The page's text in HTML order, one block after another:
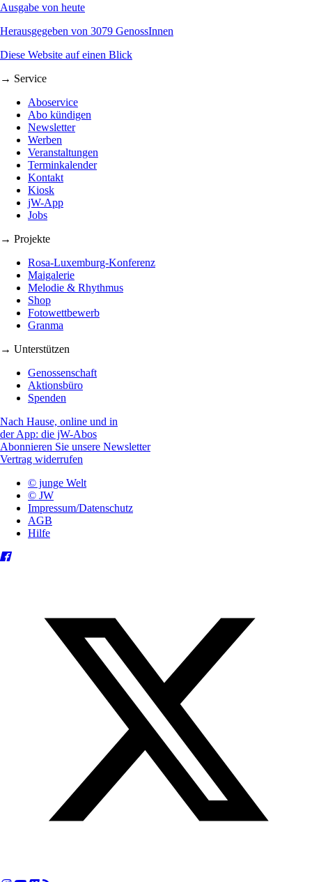
Ausgabe von heute
Herausgegeben von 3079 GenossInnen
Diese Website auf einen Blick
→ Service
Aboservice
Abo kündigen
Newsletter
Werben
Veranstaltungen
Terminkalender
Kontakt
Kiosk
jW-App
Jobs
→ Projekte
Rosa-Luxemburg-Konferenz
Maigalerie
Melodie & Rhythmus
Shop
Fotowettbewerb
Granma
→ Unterstützen
Genossenschaft
Aktionsbüro
Spenden
Nach Hause, online und in
der App: die jW-Abos
Abonnieren Sie unsere Newsletter
Vertrag widerrufen
© junge Welt
© JW
Impressum/Datenschutz
AGB
Hilfe